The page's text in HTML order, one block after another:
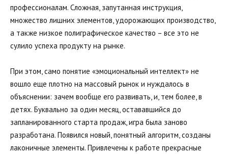
профессионалам. Сложная, запутанная инструкция,
множество лишних элементов, удорожающих производство,
а также низкое полиграфическое качество – все это не
сулило успеха продукту на рынке.
При этом, само понятие «эмоциональный интеллект» не
вошло еще плотно на массовый рынок и нуждалось в
объяснении: зачем вообще его развивать, и, тем более, в
детях. Буквально за один месяц, остававшийся до
запланированного старта продаж, игра была заново
разработана. Появился новый, понятный алгоритм, созданы
лаконичные элементы. Привлечены к работе прекрасные